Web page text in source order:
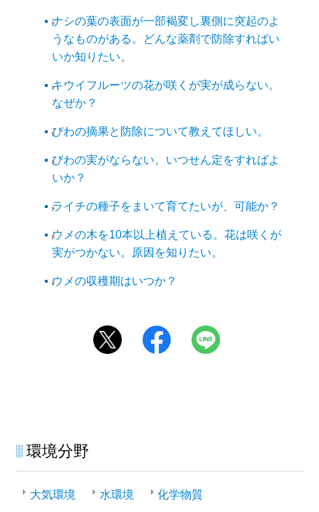
ナシの葉の表面が一部褐変し裏側に突起のよ
うなものがある。どんな薬剤で防除すればい
いか知りたい。
キウイフルーツの花が咲くが実が成らない。
なぜか？
びわの摘果と防除について教えてほしい。
びわの実がならない。いつせん定をすればよ
いか？
ライチの種子をまいて育てたいが、可能か？
ウメの木を10本以上植えている。花は咲くが
実がつかない。原因を知りたい。
ウメの収穫期はいつか？
環境分野
大気環境 水環境 化学物質